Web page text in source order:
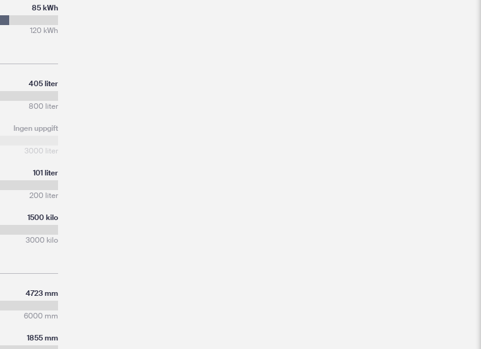
85 kWh
120 kWh
405 liter
800 liter
Ingen uppgift
3000 liter
101 liter
200 liter
1500 kilo
3000 kilo
4723 mm
6000 mm
1855 mm